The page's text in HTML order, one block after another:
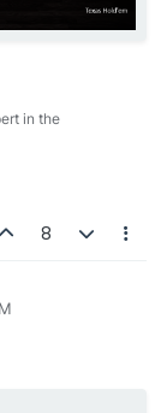
in the
8